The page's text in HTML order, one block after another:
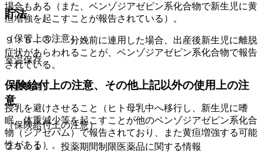
貯法
（保管上の注意）
室温保存。
保険給付上の注意、その他上記以外の使用上の注
意
（保険給付上の注意）
２５．１． 投薬期間制限医薬品に関する情報
場合もある（また、ベンゾジアゼピン系化合物で新生児に黄
疸増強を起こすことが報告されている）。
９．５．３． 分娩前に連用した場合、出産後新生児に離脱
症状があらわれることが、ベンゾジアゼピン系化合物で報告
されている。
（授乳婦）
授乳を避けさせること（ヒト母乳中へ移行し、新生児に嗜
眠、体重減少等を起こすことが他のベンゾジアゼピン系化合
物（ジアゼパム）で報告されており、また黄疸増強する可能
性がある）。